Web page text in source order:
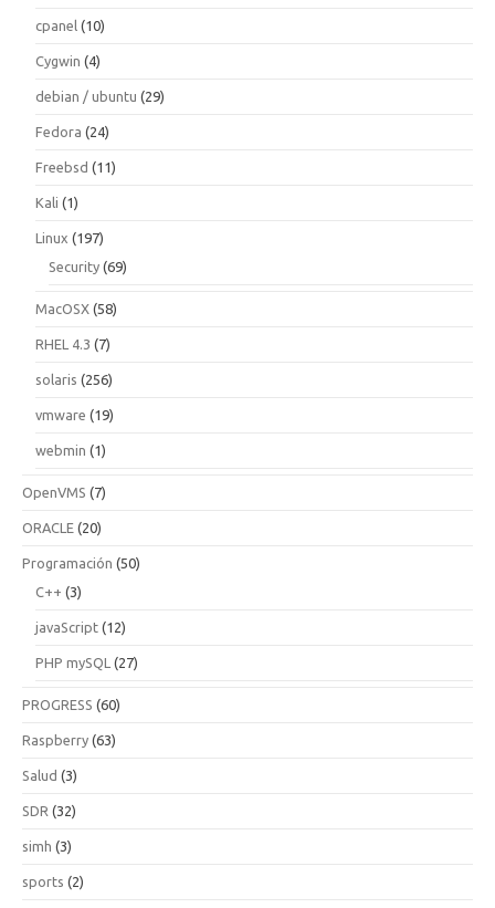
cpanel (10)
Cygwin (4)
debian / ubuntu (29)
Fedora (24)
Freebsd (11)
Kali (1)
Linux (197)
Security (69)
MacOSX (58)
RHEL 4.3 (7)
solaris (256)
vmware (19)
webmin (1)
OpenVMS (7)
ORACLE (20)
Programación (50)
C++ (3)
javaScript (12)
PHP mySQL (27)
PROGRESS (60)
Raspberry (63)
Salud (3)
SDR (32)
simh (3)
sports (2)